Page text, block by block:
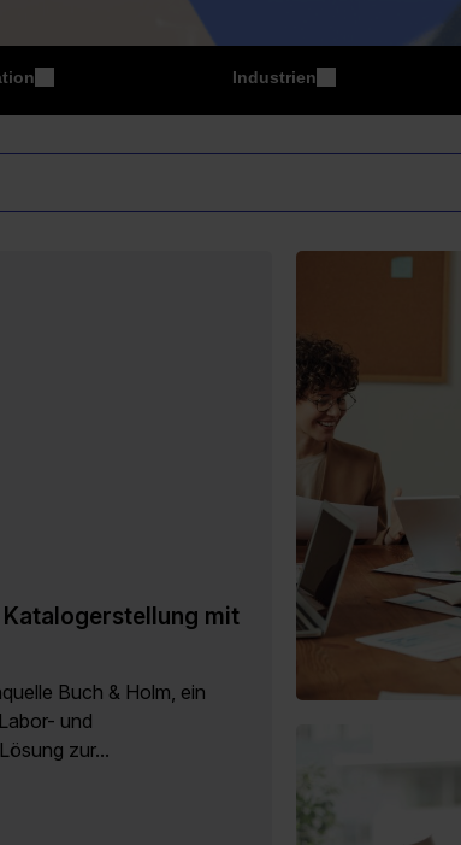
Industrien
mit
Buch & Holm, ein
und
zur...